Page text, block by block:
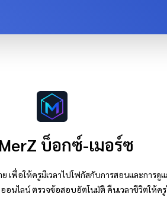
บ็อกซ์-เมอร์ซ
ย เพื่อให้ครูมีเวลาไปโฟกัสกับการสอนและการดู
อนไลน์ ตรวจข้อสอบอัตโนมัติ คืนเวลาชีวิตให้ค